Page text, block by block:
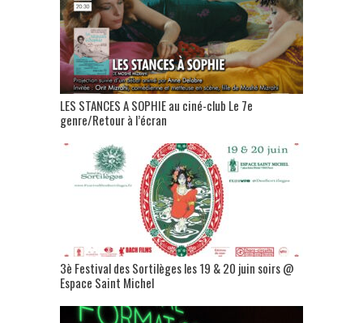
LES STANCES A SOPHIE au ciné-club Le 7e
genre/Retour à l’écran
3è Festival des Sortilèges les 19 & 20 juin soirs @
Espace Saint Michel